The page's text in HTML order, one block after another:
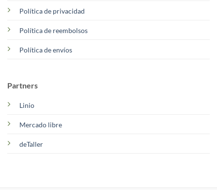
Política de privacidad
Política de reembolsos
Política de envíos
Partners
Linio
Mercado libre
deTaller